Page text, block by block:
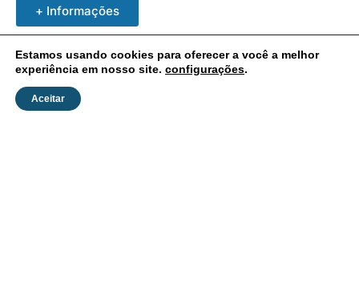
+ Informações
Estamos usando cookies para oferecer a você a melhor
experiência em nosso site. configurações.
Aceitar